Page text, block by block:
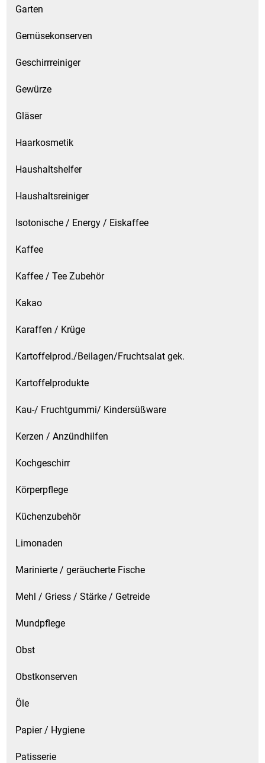
Garten
Gemüsekonserven
Geschirrreiniger
Gewürze
Gläser
Haarkosmetik
Haushaltshelfer
Haushaltsreiniger
Isotonische / Energy / Eiskaffee
Kaffee
Kaffee / Tee Zubehör
Kakao
Karaffen / Krüge
Kartoffelprod./Beilagen/Fruchtsalat gek.
Kartoffelprodukte
Kau-/ Fruchtgummi/ Kindersüßware
Kerzen / Anzündhilfen
Kochgeschirr
Körperpflege
Küchenzubehör
Limonaden
Marinierte / geräucherte Fische
Mehl / Griess / Stärke / Getreide
Mundpflege
Obst
Obstkonserven
Öle
Papier / Hygiene
Patisserie